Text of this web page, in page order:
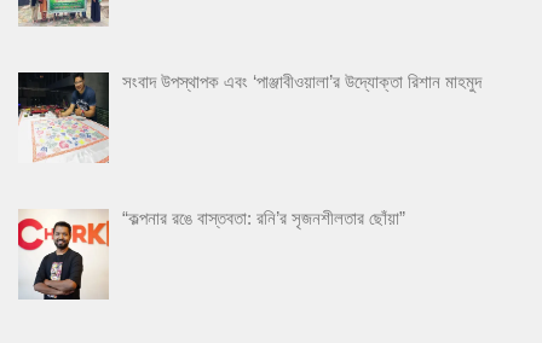
সংবাদ উপস্থাপক এবং ‘পাঞ্জাবীওয়ালা’র উদ্যোক্তা রিশান মাহমুদ
“কল্পনার রঙে বাস্তবতা: রনি’র সৃজনশীলতার ছোঁয়া”